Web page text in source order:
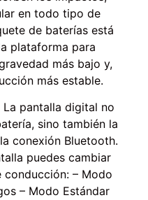
en todo tipo de
de baterías está
plataforma para
más bajo y,
más estable.
La pantalla digital no
sino también la
conexión Bluetooth.
puedes cambiar
– Modo
– Modo Estándar